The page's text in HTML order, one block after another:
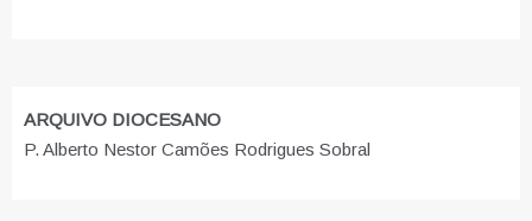
ARQUIVO DIOCESANO
P. Alberto Nestor Camões Rodrigues Sobral